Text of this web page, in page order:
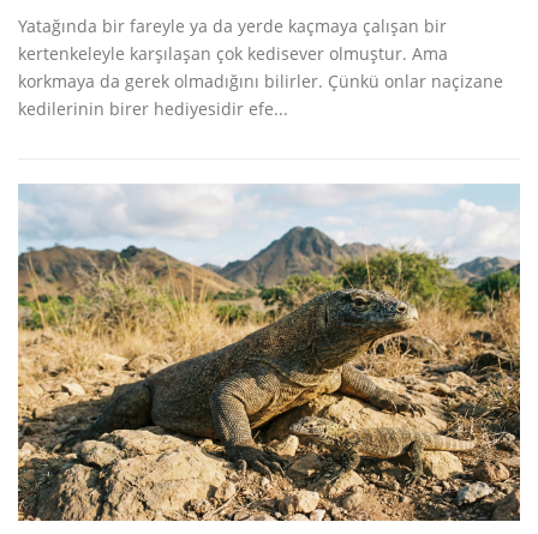
Yatağında bir fareyle ya da yerde kaçmaya çalışan bir
kertenkeleyle karşılaşan çok kedisever olmuştur. Ama
korkmaya da gerek olmadığını bilirler. Çünkü onlar naçizane
kedilerinin birer hediyesidir efe...